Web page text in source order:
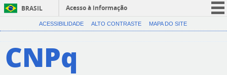
BRASIL
Acesso à informação
CORONAVÍRUS (COVID-19)
ACESSIBILIDADE ALTO CONTRASTE MAPA DO SITE
CNPq